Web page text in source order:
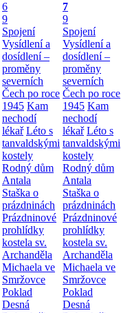
6
9
Spojení
Vysídlení a
dosídlení –
proměny
severních
Čech po roce
1945 Kam
nechodí
lékař Léto s
tanvaldskými
kostely
Rodný dům
Antala
Staška o
prázdninách
Prázdninové
prohlídky
kostela sv.
Archanděla
Michaela ve
Smržovce
Poklad
Desná
7
9
Spojení
Vysídlení a
dosídlení –
proměny
severních
Čech po roce
1945 Kam
nechodí
lékař Léto s
tanvaldskými
kostely
Rodný dům
Antala
Staška o
prázdninách
Prázdninové
prohlídky
kostela sv.
Archanděla
Michaela ve
Smržovce
Poklad
Desná